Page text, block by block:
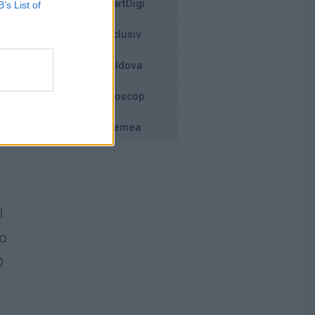
List of
SmartDigi
Exclusiv
Moldova
Horoscop
Vremea